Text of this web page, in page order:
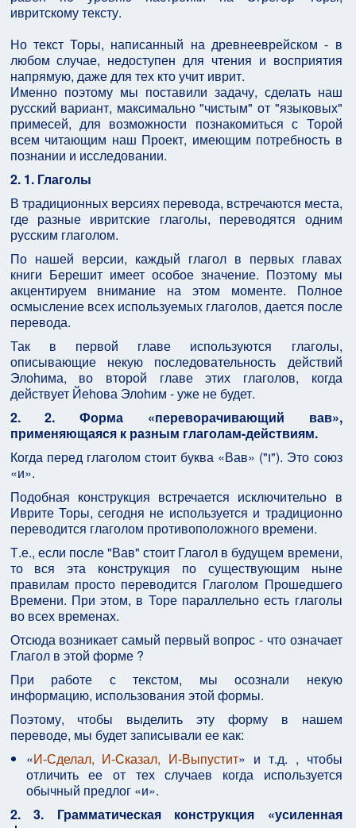
ивритскому тексту.
Но текст Торы, написанный на древнееврейском - в
любом случае, недоступен для чтения и восприятия
напрямую, даже для тех кто учит иврит.
Именно поэтому мы поставили задачу, сделать наш
русский вариант, максимально "чистым" от "языковых"
примесей, для возможности познакомиться с Торой
всем читающим наш Проект, имеющим потребность в
познании и исследовании.
2. 1. Глаголы
В традиционных версиях перевода, встречаются места,
где разные ивритские глаголы, переводятся одним
русским глаголом.
По нашей версии, каждый глагол в первых главах
книги Берешит имеет особое значение. Поэтому мы
акцентируем внимание на этом моменте. Полное
осмысление всех используемых глаголов, дается после
перевода.
Так в первой главе используются глаголы,
описывающие некую последовательность действий
Элоhима, во второй главе этих глаголов, когда
действует Йеhова Элоhим - уже не будет.
2. 2.
Форма «переворачивающий вав»,
применяющаяся к разным глаголам-действиям.
Когда перед глаголом стоит буква «Вав» ("ו"). Это союз
«и».
Подобная конструкция встречается исключительно в
Иврите Торы, сегодня не используется и традиционно
переводится глаголом противоположного времени.
Т.е., если после "Вав" стоит Глагол в будущем времени,
то вся эта конструкция по существующим ныне
правилам просто переводится Глаголом Прошедшего
Времени. При этом, в Торе параллельно есть глаголы
во всех временах.
Отсюда возникает самый первый вопрос - что означает
Глагол в этой форме ?
При работе с текстом, мы осознали некую
информацию, использования этой формы.
Поэтому, чтобы выделить эту форму в нашем
переводе, мы будет записывали ее как:
«И-Сделал, И-Сказал, И-Выпустит» и т.д. , чтобы
отличить ее от тех случаев когда используется
обычный предлог «и».
2. 3.
Грамматическая конструкция «усиленная